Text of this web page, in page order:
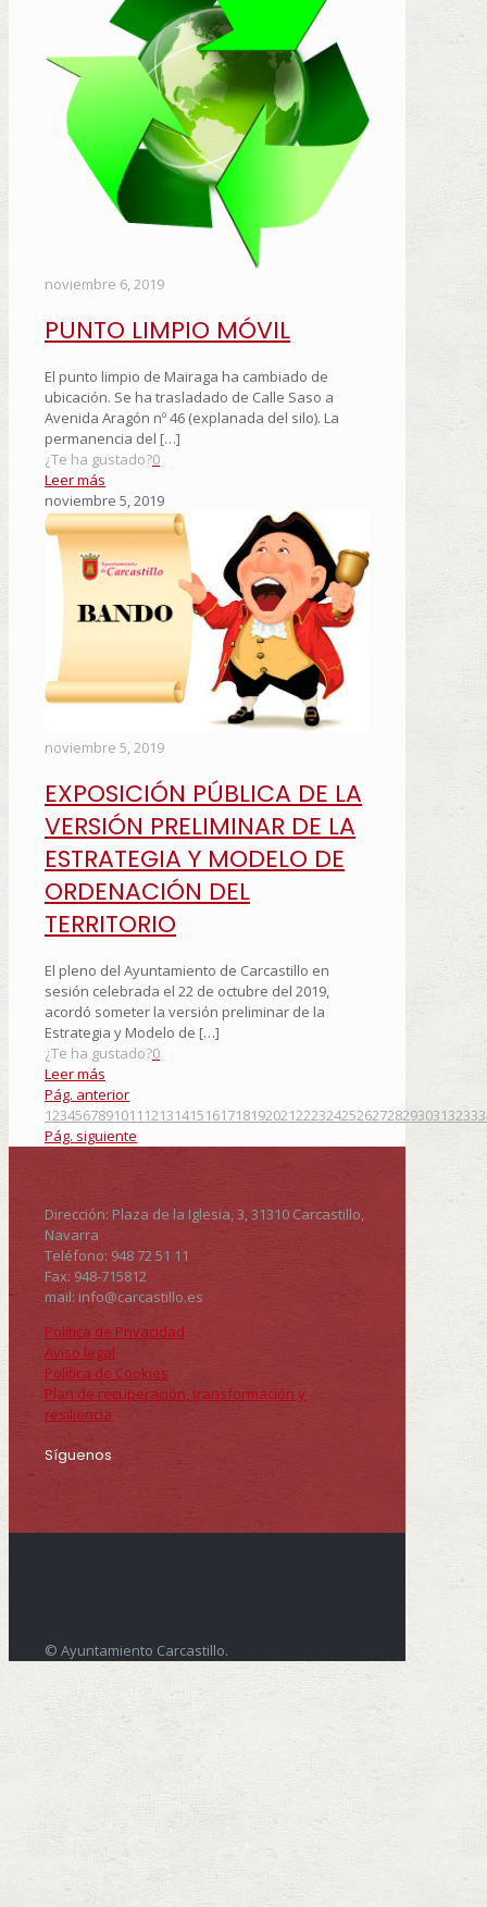
noviembre 6, 2019
PUNTO LIMPIO MÓVIL
El punto limpio de Mairaga ha cambiado de
ubicación. Se ha trasladado de Calle Saso a
Avenida Aragón nº 46 (explanada del silo). La
permanencia del […]
¿Te ha gustado?0
Leer más
noviembre 5, 2019
noviembre 5, 2019
EXPOSICIÓN PÚBLICA DE LA
VERSIÓN PRELIMINAR DE LA
ESTRATEGIA Y MODELO DE
ORDENACIÓN DEL
TERRITORIO
El pleno del Ayuntamiento de Carcastillo en
sesión celebrada el 22 de octubre del 2019,
acordó someter la versión preliminar de la
Estrategia y Modelo de […]
¿Te ha gustado?0
Leer más
Pág. anterior
1234567891011 12131415161718192021222324252627282930313233
Pág. siguiente
Dirección: Plaza de la Iglesia, 3, 31310 Carcastillo,
Navarra
Teléfono: 948 72 51 11
Fax: 948-715812
mail: info@carcastillo.es
Política de Privacidad
Aviso legal
Política de Cookies
Plan de recuperación, transformación y
resiliencia
Síguenos
© Ayuntamiento Carcastillo.